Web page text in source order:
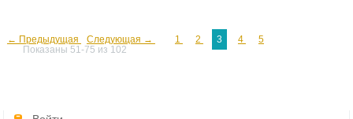
← Предыдущая Следующая → 1 2 3 4
5
Показаны 51-75 из 102